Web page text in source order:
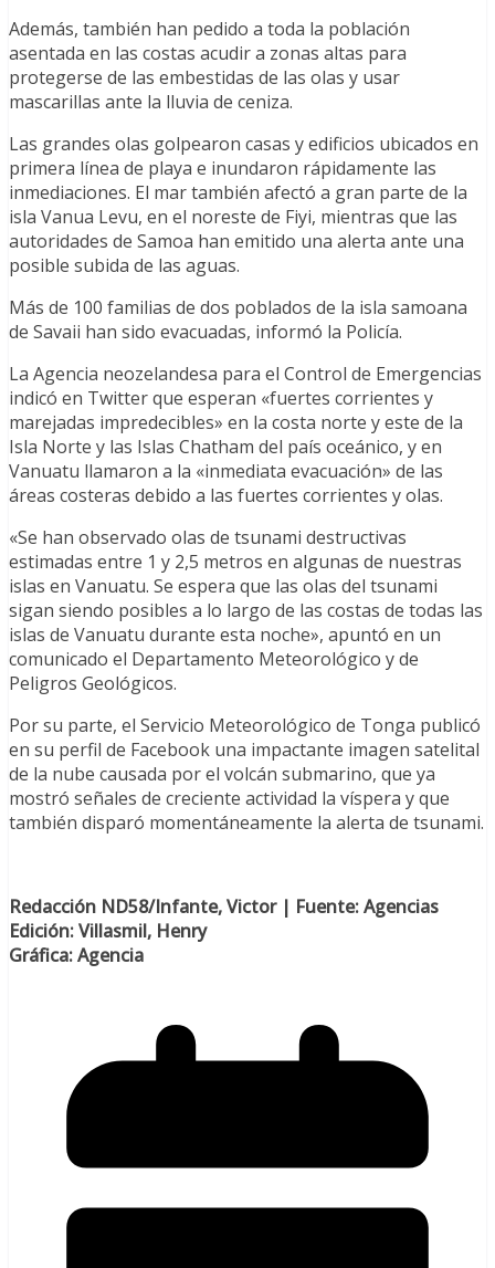
Además, también han pedido a toda la población
asentada en las costas acudir a zonas altas para
protegerse de las embestidas de las olas y usar
mascarillas ante la lluvia de ceniza.
Las grandes olas golpearon casas y edificios ubicados en
primera línea de playa e inundaron rápidamente las
inmediaciones. El mar también afectó a gran parte de la
isla Vanua Levu, en el noreste de Fiyi, mientras que las
autoridades de Samoa han emitido una alerta ante una
posible subida de las aguas.
Más de 100 familias de dos poblados de la isla samoana
de Savaii han sido evacuadas, informó la Policía.
La Agencia neozelandesa para el Control de Emergencias
indicó en Twitter que esperan «fuertes corrientes y
marejadas impredecibles» en la costa norte y este de la
Isla Norte y las Islas Chatham del país oceánico, y en
Vanuatu llamaron a la «inmediata evacuación» de las
áreas costeras debido a las fuertes corrientes y olas.
«Se han observado olas de tsunami destructivas
estimadas entre 1 y 2,5 metros en algunas de nuestras
islas en Vanuatu. Se espera que las olas del tsunami
sigan siendo posibles a lo largo de las costas de todas las
islas de Vanuatu durante esta noche», apuntó en un
comunicado el Departamento Meteorológico y de
Peligros Geológicos.
Por su parte, el Servicio Meteorológico de Tonga publicó
en su perfil de Facebook una impactante imagen satelital
de la nube causada por el volcán submarino, que ya
mostró señales de creciente actividad la víspera y que
también disparó momentáneamente la alerta de tsunami.
Redacción ND58/Infante, Victor | Fuente: Agencias
Edición: Villasmil, Henry
Gráfica: Agencia